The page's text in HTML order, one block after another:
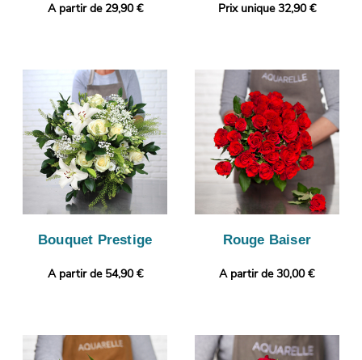
A partir de 29,90 € Prix unique 32,90 €
Bouquet Prestige
A partir de 54,90 €
Rouge Baiser
A partir de 30,00 €